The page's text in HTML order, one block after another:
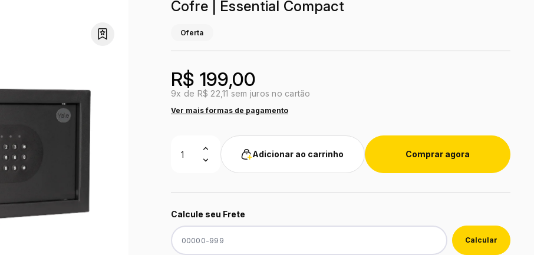
Cofre | Essential Compact
Oferta
R$ 199,00
9x de R$ 22,11 sem juros no cartão
Ver mais formas de pagamento
Adicionar ao carrinho Comprar agora
Calcule seu Frete